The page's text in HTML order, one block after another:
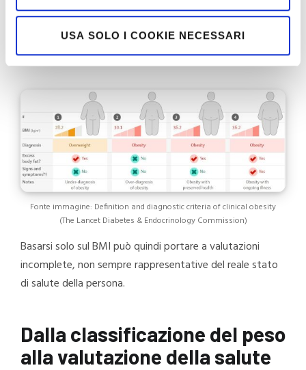
USA SOLO I COOKIE NECESSARI
con BMI nella norma può avere una percentuale di massa
grassa elevata o una distribuzione del grasso più
rischiosa, in particolare a livello viscerale.
Fonte immagine: Definition and diagnostic criteria of clinical obesity
(The Lancet Diabetes & Endocrinology Commission)
Basarsi solo sul BMI può quindi portare a valutazioni
incomplete, non sempre rappresentative del reale stato
di salute della persona.
Dalla classificazione del peso
alla valutazione della salute